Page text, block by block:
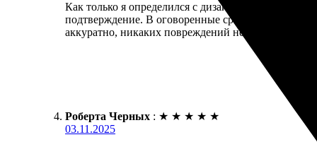
Как только я определился с дизайном, все прошло
подтверждение. В оговоренные сроки заказ был
аккуратно, никаких повреждений не было.
Роберта Черных : ★ ★ ★ ★ ★
03.11.2025